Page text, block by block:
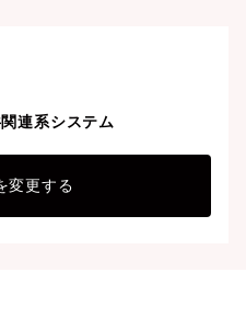
連系システム
変更する